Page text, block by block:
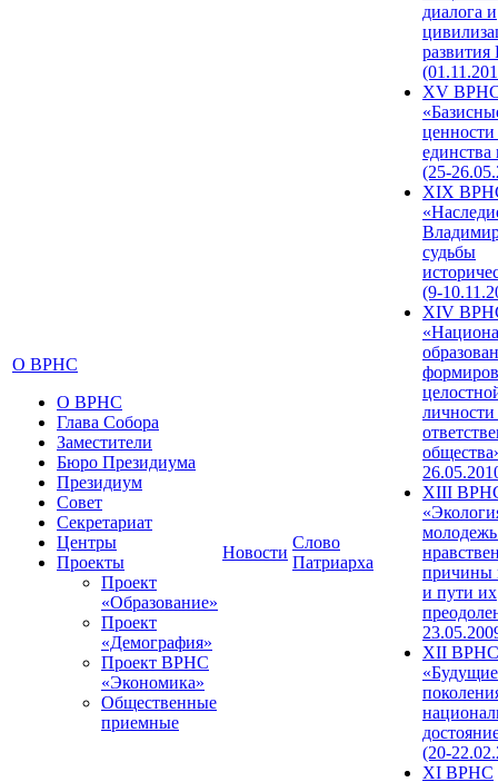
О ВРНС
О ВРНС
Глава Собора
Заместители
Бюро Президиума
Президиум
Совет
Секретариат
Центры
Проекты
Проект
«Образование»
Проект
«Демография»
Проект ВРНС
«Экономика»
Общественные
приемные
Новости
Слово
Патриарха
диалога и
развития
XV
единства
(25-
XIX
судьбы
(9-
XIV
XIII
причины
и пути их
XII ВРНС
«Будущие
(20-
XI ВРНС